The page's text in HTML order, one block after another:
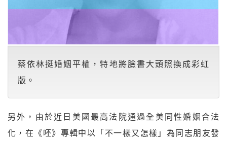
蔡依林挺婚姻平權，特地將臉書大頭照換成彩虹
版。
另外，由於近日美國最高法院通過全美同性婚姻合法
化，在《呸》專輯中以「不一樣又怎樣」為同志朋友發